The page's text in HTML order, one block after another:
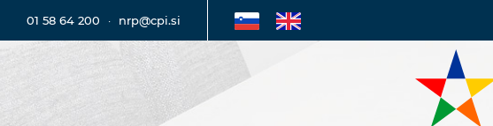
01 58 64 200 · nrp@cpi.si